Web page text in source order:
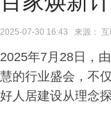
2025-07-30 16:43 来源： 互
2025年7月28日，
慧的行业盛会，不
好人居建设从理念